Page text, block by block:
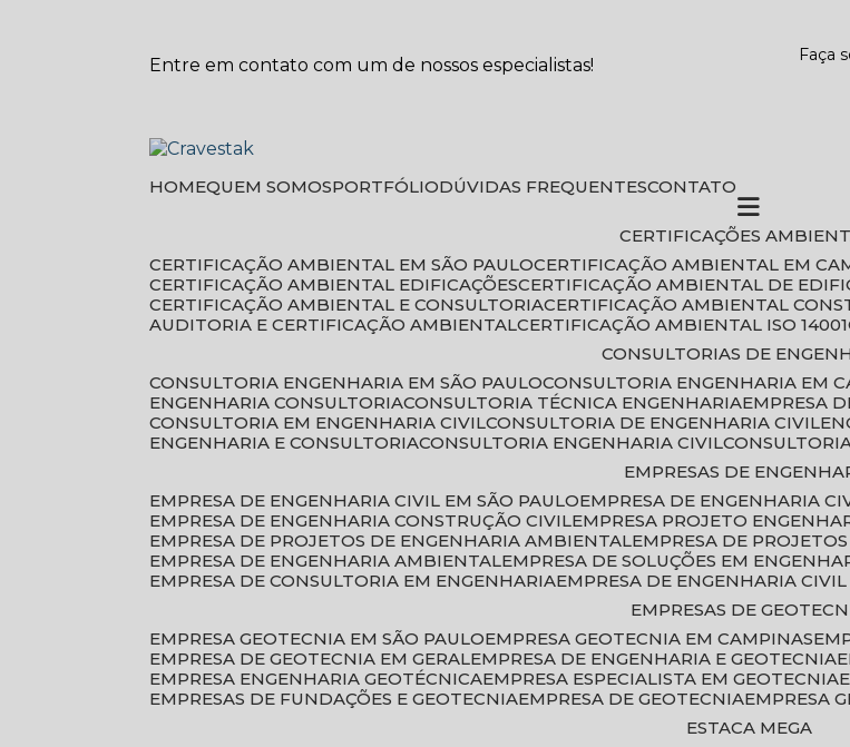
Entre em contato com um de nossos especialistas!
Faça
HOME QUEM SOMOS PORTFÓLIO DÚVIDAS FREQUENTES CONTATO
CERTIFICAÇÕES
CERTIFICAÇÃO AMBIENTAL EM SÃO PAULO
CERTIFICAÇÃO AMBIENTAL EM
CERTIFICAÇÃO AMBIENTAL EDIFICAÇÕES
CERTIFICAÇÃO AMBIENTAL DE
CERTIFICAÇÃO AMBIENTAL E CONSULTORIA
CERTIFICAÇÃO AMBIENTAL
AUDITORIA E CERTIFICAÇÃO AMBIENTAL
CERTIFICAÇÃO AMBIENTAL ISO 14001
CONSULTORIAS DE
CONSULTORIA ENGENHARIA EM SÃO PAULO CONSULTORIA ENGENHARIA EM
ENGENHARIA CONSULTORIA CONSULTORIA TÉCNICA ENGENHARIA EMPRESA
CONSULTORIA EM ENGENHARIA CIVIL CONSULTORIA DE ENGENHARIA CIVIL
ENGENHARIA E CONSULTORIA CONSULTORIA ENGENHARIA CIVIL
EMPRESAS DE
EMPRESA DE ENGENHARIA CIVIL EM SÃO PAULO
EMPRESA DE ENGENHARIA
EMPRESA DE ENGENHARIA CONSTRUÇÃO CIVIL EMPRESA PROJETO
EMPRESA DE PROJETOS DE ENGENHARIA AMBIENTAL EMPRESA DE
EMPRESA DE ENGENHARIA AMBIENTAL EMPRESA DE SOLUÇÕES EM
EMPRESA DE CONSULTORIA EM ENGENHARIA EMPRESA DE ENGENHARIA CIVIL
EMPRESAS DE
EMPRESA GEOTECNIA EM SÃO PAULO
EMPRESA GEOTECNIA EM CAMPINAS
EMPRESA DE GEOTECNIA EM GERAL EMPRESA DE ENGENHARIA E GEOTECNIA
EMPRESA ENGENHARIA GEOTÉCNICA EMPRESA ESPECIALISTA EM GEOTECNIA
EMPRESAS DE FUNDAÇÕES E GEOTECNIA EMPRESA DE GEOTECNIA EMPRESA
ESTACA MEGA